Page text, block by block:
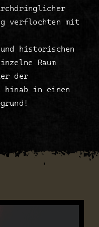
verflochten mit
und historischen
Raum
der
in einen